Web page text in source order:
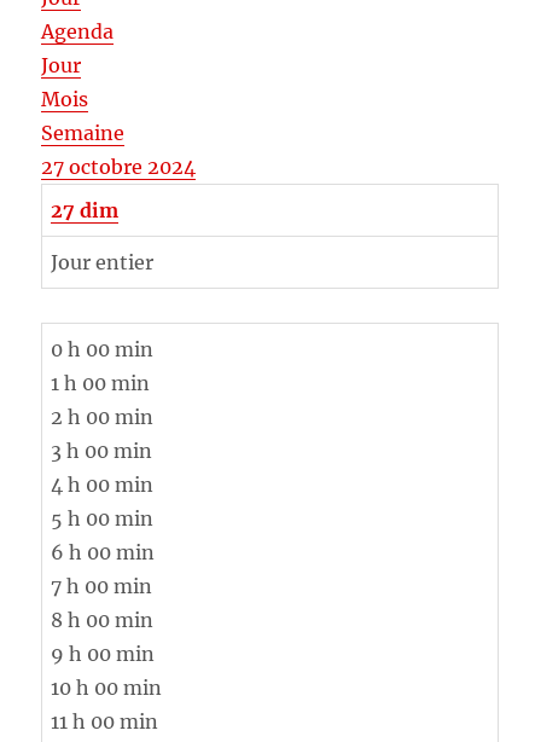
Agenda
Jour
Mois
Semaine
27 octobre 2024
27 dim
Jour entier
0 h 00 min
1 h 00 min
2 h 00 min
3 h 00 min
4 h 00 min
5 h 00 min
6 h 00 min
7 h 00 min
8 h 00 min
9 h 00 min
10 h 00 min
11 h 00 min